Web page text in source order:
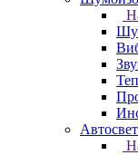
Автосвет